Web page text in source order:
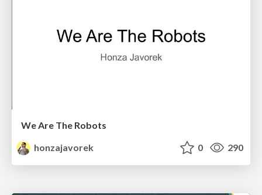
We Are The Robots
honzajavorek
0 290